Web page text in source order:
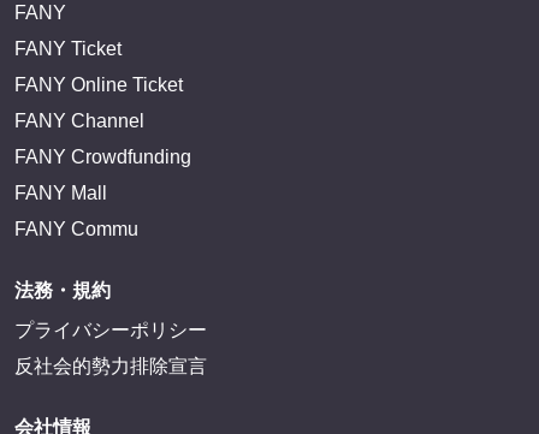
FANY
FANY Ticket
FANY Online Ticket
FANY Channel
FANY Crowdfunding
FANY Mall
FANY Commu
法務・規約
プライバシーポリシー
反社会的勢力排除宣言
会社情報